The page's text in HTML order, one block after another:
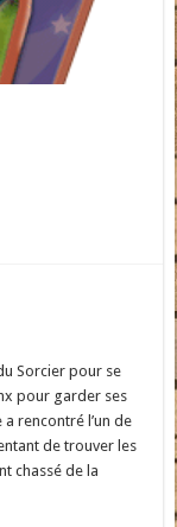
Sorcier pour se
pour garder ses
rencontré l’un de
de trouver les
chassé de la